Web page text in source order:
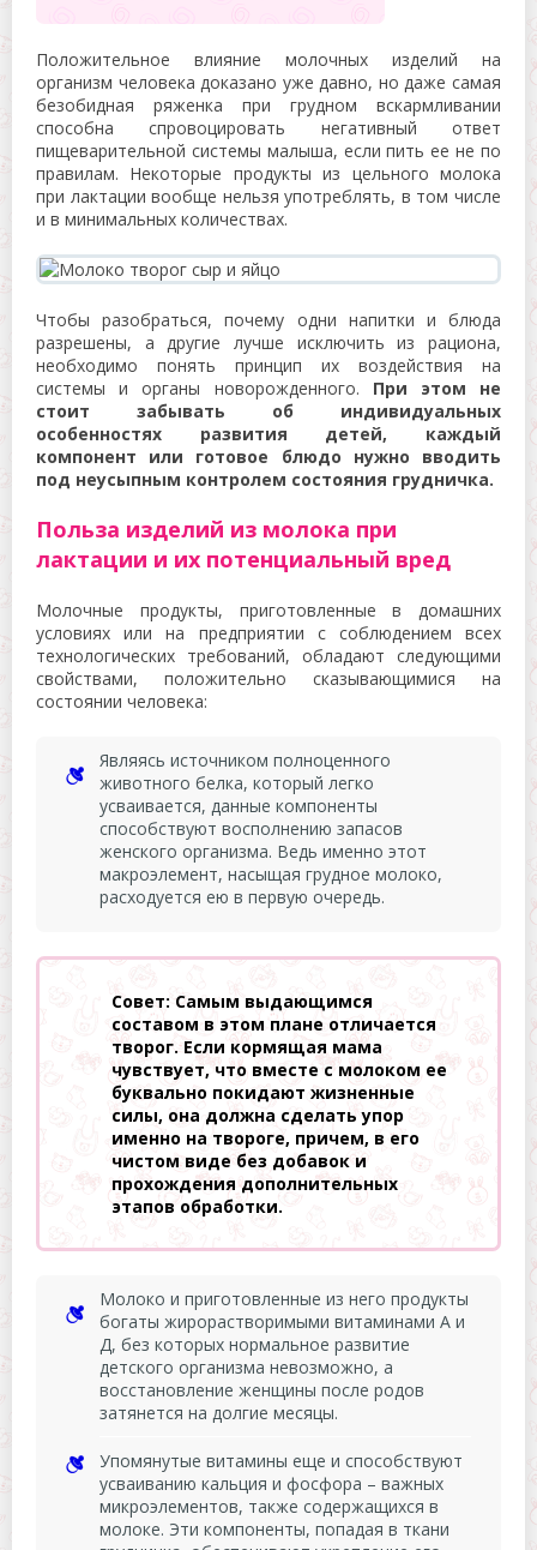
Положительное влияние молочных изделий на
организм человека доказано уже давно, но даже самая
безобидная ряженка при грудном вскармливании
способна спровоцировать негативный ответ
пищеварительной системы малыша, если пить ее не по
правилам. Некоторые продукты из цельного молока
при лактации вообще нельзя употреблять, в том числе
и в минимальных количествах.
Чтобы разобраться, почему одни напитки и блюда
разрешены, а другие лучше исключить из рациона,
необходимо понять принцип их воздействия на
системы и органы новорожденного. При этом не
стоит забывать об индивидуальных
особенностях развития детей, каждый
компонент или готовое блюдо нужно вводить
под неусыпным контролем состояния грудничка.
Польза изделий из молока при
лактации и их потенциальный вред
Молочные продукты, приготовленные в домашних
условиях или на предприятии с соблюдением всех
технологических требований, обладают следующими
свойствами, положительно сказывающимися на
состоянии человека:
Являясь источником полноценного
животного белка, который легко
усваивается, данные компоненты
способствуют восполнению запасов
женского организма. Ведь именно этот
макроэлемент, насыщая грудное молоко,
расходуется ею в первую очередь.
Совет: Самым выдающимся
составом в этом плане отличается
творог. Если кормящая мама
чувствует, что вместе с молоком ее
буквально покидают жизненные
силы, она должна сделать упор
именно на твороге, причем, в его
чистом виде без добавок и
прохождения дополнительных
этапов обработки.
Молоко и приготовленные из него продукты
богаты жирорастворимыми витаминами А и
Д, без которых нормальное развитие
детского организма невозможно, а
восстановление женщины после родов
затянется на долгие месяцы.
Упомянутые витамины еще и способствуют
усваиванию кальция и фосфора – важных
микроэлементов, также содержащихся в
молоке. Эти компоненты, попадая в ткани